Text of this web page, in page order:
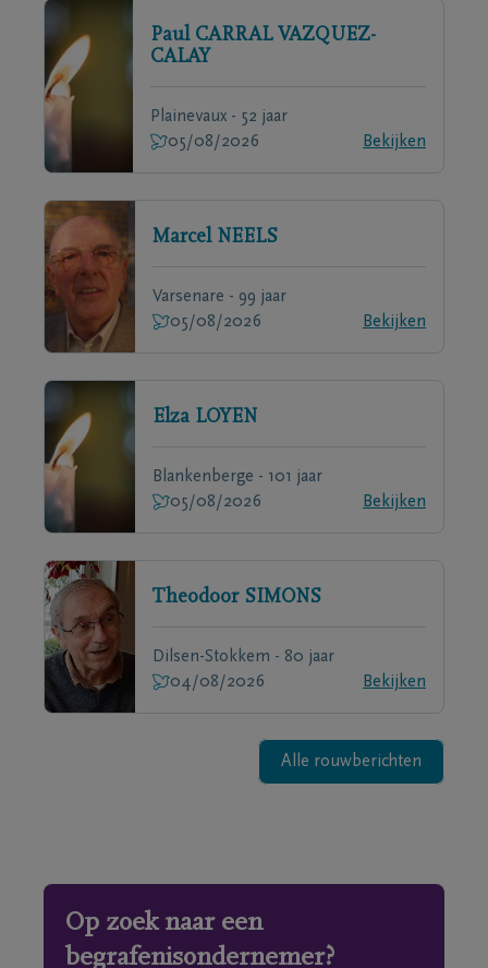
Paul CARRAL VAZQUEZ-
CALAY
Plainevaux - 52 jaar
05/08/2026
Bekijken
Marcel NEELS
Varsenare - 99 jaar
05/08/2026
Bekijken
Elza LOYEN
Blankenberge - 101 jaar
05/08/2026
Bekijken
Theodoor SIMONS
Dilsen-Stokkem - 80 jaar
04/08/2026
Bekijken
Alle rouwberichten
Op zoek naar een
begrafenisondernemer?